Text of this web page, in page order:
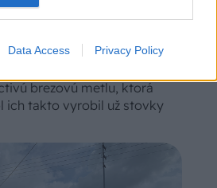
Data Access Privacy Policy
brezovú metlu, ktorá
ich takto vyrobil už stovky